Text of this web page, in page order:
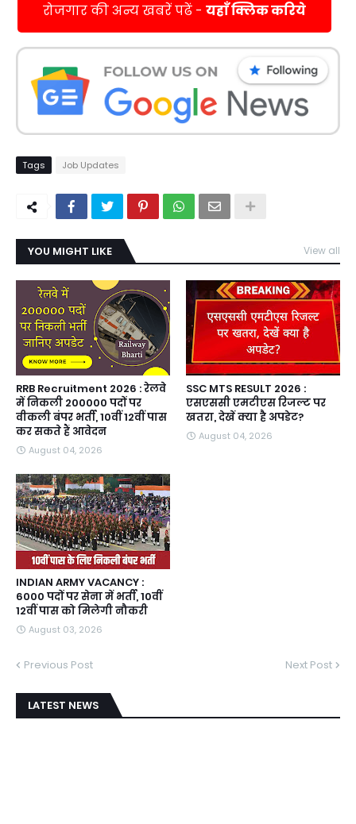
रोजगार की अन्य खबरें पढें - यहाँ क्लिक करिये
Tags Job Updates
YOU MIGHT LIKE View all
RRB Recruitment 2026 : रेलवे
में निकली 200000 पदों पर
वीकली बंपर भर्ती, 10वीं 12वीं पास
कर सकते हैं आवेदन
August 04, 2026
SSC MTS RESULT 2026 :
एसएससी एमटीएस रिजल्ट पर
खतरा, देखें क्या है अपडेट?
August 04, 2026
INDIAN ARMY VACANCY :
6000 पदों पर सेना में भर्ती, 10वीं
12वीं पास को मिलेगी नौकरी
August 03, 2026
Previous Post Next Post
LATEST NEWS